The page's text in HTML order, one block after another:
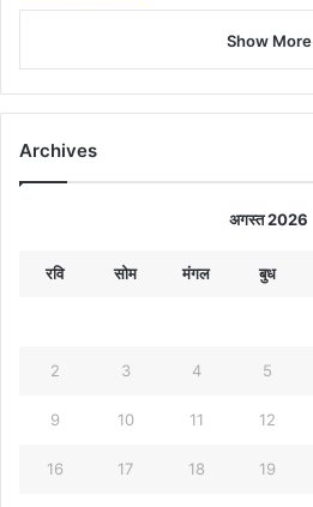
Show More
Archives
अगस्त 2026
रवि सोम मंगल बुध
2 3 4 5
9 10 11 12
16 17 18 19